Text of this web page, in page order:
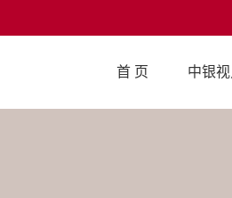
首 页 中银